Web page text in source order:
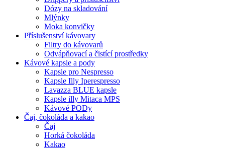
Dózy na skladování
Mlýnky
Moka konvičky
Příslušenství kávovary
Filtry do kávovarů
Odvápňovací a čistící prostředky
Kávové kapsle a pody
Kapsle pro Nespresso
Kapsle Illy Iperespresso
Lavazza BLUE kapsle
Kapsle illy Mitaca MPS
Kávové PODy
Čaj, čokoláda a kakao
Čaj
Horká čokoláda
Kakao